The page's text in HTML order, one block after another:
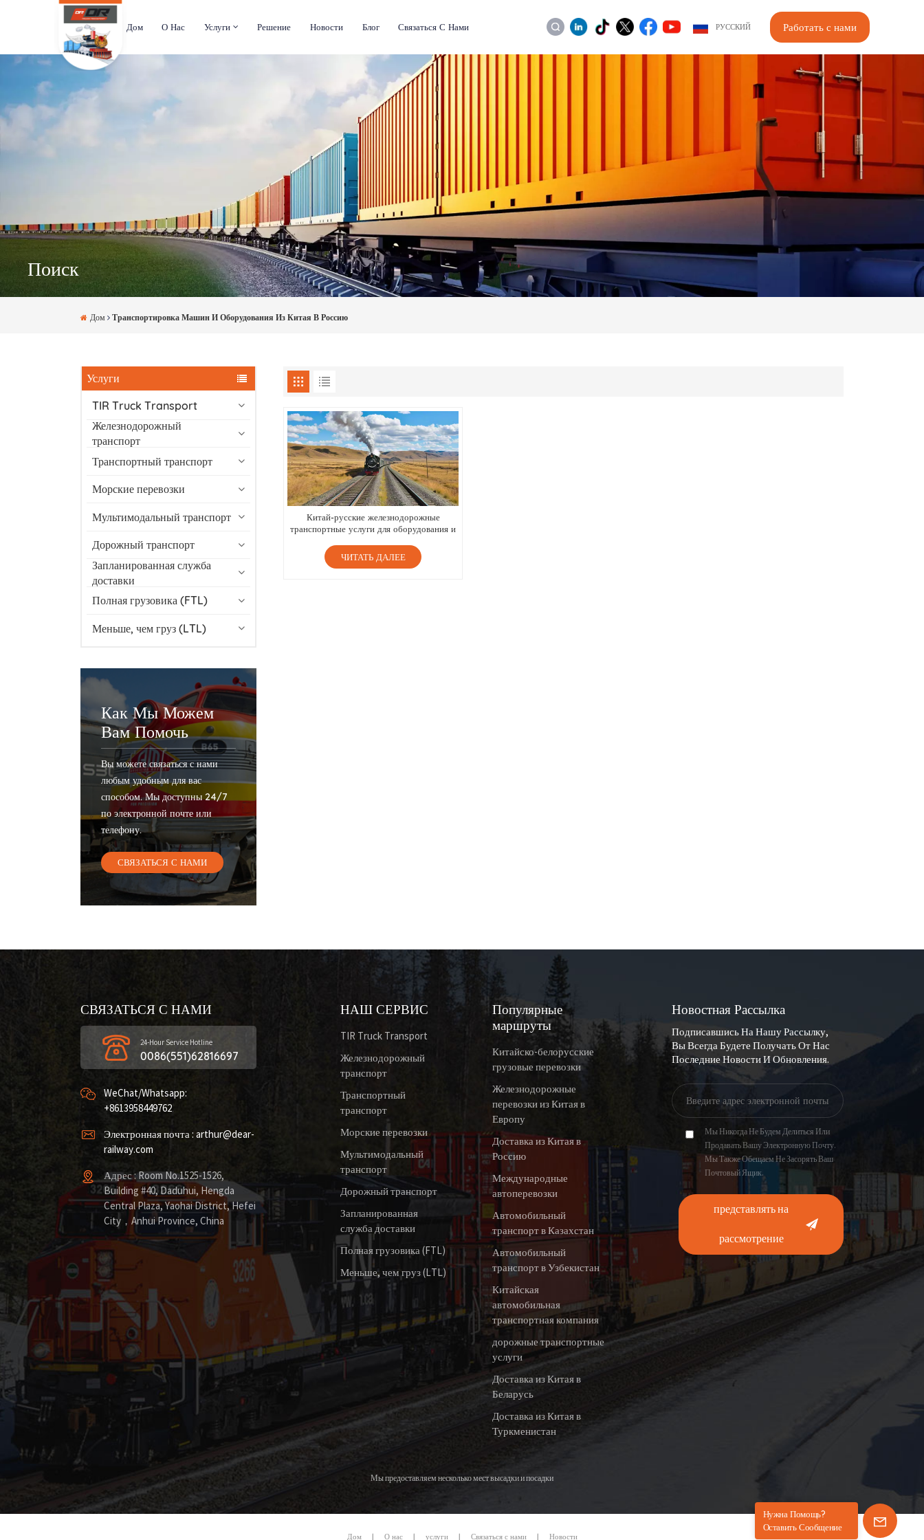
Дом О Нас Услуги Решение Новости Блог Связаться С Нами РУССКИЙ Работать с нами
Поиск
Дом Транспортировка Машин И Оборудования Из Китая В Россию
Услуги
TIR Truck Transport
Железнодорожный
транспорт
Транспортный транспорт
Морские перевозки
Мультимодальный транспорт
Дорожный транспорт
Запланированная служба
доставки
Полная грузовика (FTL)
Меньше, чем груз (LTL)
Как Мы Можем
Вам Помочь
Вы можете связаться с нами
любым удобным для вас
способом. Мы доступны 24/7
по электронной почте или
телефону.
СВЯЗАТЬСЯ С НАМИ
Китай-русские железнодорожные
транспортные услуги для оборудования и
ЧИТАТЬ ДАЛЕЕ
СВЯЗАТЬСЯ С НАМИ
24-Hour Service Hotline
0086(551)62816697
WeChat/Whatsapp:
+8613958449762
Электронная почта : arthur@dear-
railway.com
Адрес : Room No.1525-1526,
Building #40, Daduhui, Hengda
Central Plaza, Yaohai District, Hefei
City，Anhui Province, China
НАШ СЕРВИС
TIR Truck Transport
Железнодорожный
транспорт
Транспортный
транспорт
Морские перевозки
Мультимодальный
транспорт
Дорожный транспорт
Запланированная
служба доставки
Полная грузовика (FTL)
Меньше, чем груз (LTL)
Популярные
маршруты
Китайско-белорусские
грузовые перевозки
Железнодорожные
перевозки из Китая в
Европу
Доставка из Китая в
Россию
Международные
автоперевозки
Автомобильный
транспорт в Казахстан
Автомобильный
транспорт в Узбекистан
Китайская
автомобильная
транспортная компания
дорожные транспортные
услуги
Доставка из Китая в
Беларусь
Доставка из Китая в
Туркменистан
Новостная Рассылка
Подписавшись На Нашу Рассылку,
Вы Всегда Будете Получать От Нас
Последние Новости И Обновления.
Мы Никогда Не Будем Делиться Или
Продавать Вашу Электронную Почту.
Мы Также Обещаем Не Засорять Ваш
Почтовый Ящик.
представлять на
рассмотрение
Мы предоставляем несколько мест высадки и посадки
Дом | О нас | услуги | Связаться с нами | Новости
Нужна Помощь?
Оставить Сообщение